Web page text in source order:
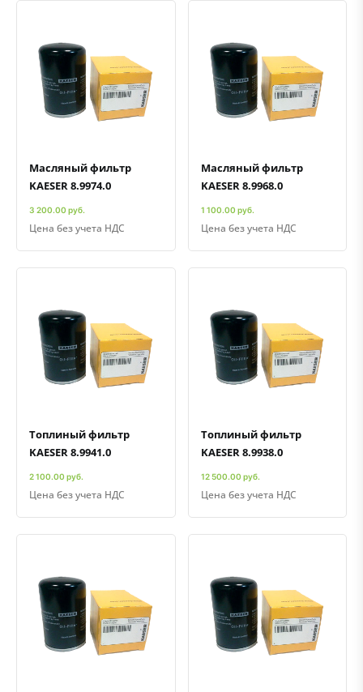
Быстрый просмотрДобавить к сравнению
Добавить в избранное
Масляный фильтр
KAESER 8.9974.0
3 200.00 руб.
Цена без учета НДС
Быстрый просмотрДобавить к сравнению
Добавить в избранное
Масляный фильтр
KAESER 8.9968.0
1 100.00 руб.
Цена без учета НДС
Быстрый просмотрДобавить к сравнению
Добавить в избранное
Топлиный фильтр
KAESER 8.9941.0
2 100.00 руб.
Цена без учета НДС
Быстрый просмотрДобавить к сравнению
Добавить в избранное
Топлиный фильтр
KAESER 8.9938.0
12 500.00 руб.
Цена без учета НДС
Быстрый просмотрДобавить к сравнению
Добавить в избранное Быстрый просмотрДобавить к сравнению
Добавить в избранное